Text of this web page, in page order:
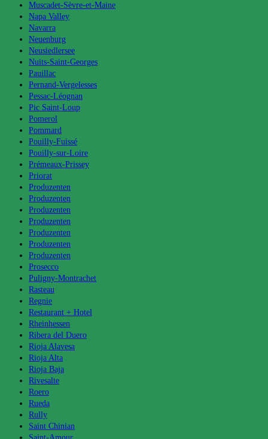
Muscadet-Sèvre-et-Maine
Napa Valley
Navarra
Neuenburg
Neusiedlersee
Nuits-Saint-Georges
Pauillac
Pernand-Vergelesses
Pessac-Léognan
Pic Saint-Loup
Pomerol
Pommard
Pouilly-Fuissé
Pouilly-sur-Loire
Prémeaux-Prissey
Priorat
Produzenten
Produzenten
Produzenten
Produzenten
Produzenten
Produzenten
Produzenten
Prosecco
Puligny-Montrachet
Rasteau
Regnie
Restaurant + Hotel
Rheinhessen
Ribera del Duero
Rioja Alavesa
Rioja Alta
Rioja Baja
Rivesalte
Roero
Rueda
Rully
Saint Chinian